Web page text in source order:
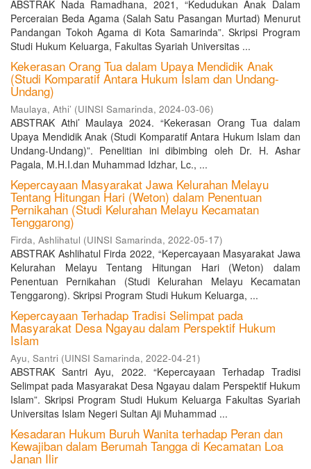
ABSTRAK Nada Ramadhana, 2021, “Kedudukan Anak Dalam
Perceraian Beda Agama (Salah Satu Pasangan Murtad) Menurut
Pandangan Tokoh Agama di Kota Samarinda”. Skripsi Program
Studi Hukum Keluarga, Fakultas Syariah Universitas ...
Kekerasan Orang Tua dalam Upaya Mendidik Anak
(Studi Komparatif Antara Hukum Islam dan Undang-
Undang)
Maulaya, Athi’ (UINSI Samarinda, 2024-03-06)
ABSTRAK Athi’ Maulaya 2024. “Kekerasan Orang Tua dalam
Upaya Mendidik Anak (Studi Komparatif Antara Hukum Islam dan
Undang-Undang)”. Penelitian ini dibimbing oleh Dr. H. Ashar
Pagala, M.H.I.dan Muhammad Idzhar, Lc., ...
Kepercayaan Masyarakat Jawa Kelurahan Melayu
Tentang Hitungan Hari (Weton) dalam Penentuan
Pernikahan (Studi Kelurahan Melayu Kecamatan
Tenggarong)
Firda, Ashlihatul (UINSI Samarinda, 2022-05-17)
ABSTRAK Ashlihatul Firda 2022, “Kepercayaan Masyarakat Jawa
Kelurahan Melayu Tentang Hitungan Hari (Weton) dalam
Penentuan Pernikahan (Studi Kelurahan Melayu Kecamatan
Tenggarong). Skripsi Program Studi Hukum Keluarga, ...
Kepercayaan Terhadap Tradisi Selimpat pada
Masyarakat Desa Ngayau dalam Perspektif Hukum
Islam
Ayu, Santri (UINSI Samarinda, 2022-04-21)
ABSTRAK Santri Ayu, 2022. “Kepercayaan Terhadap Tradisi
Selimpat pada Masyarakat Desa Ngayau dalam Perspektif Hukum
Islam”. Skripsi Program Studi Hukum Keluarga Fakultas Syariah
Universitas Islam Negeri Sultan Aji Muhammad ...
Kesadaran Hukum Buruh Wanita terhadap Peran dan
Kewajiban dalam Berumah Tangga di Kecamatan Loa
Janan Ilir